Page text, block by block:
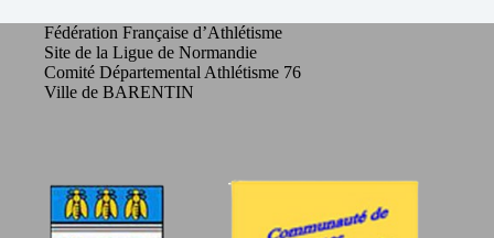
Fédération Française d’Athlétisme
Site de la Ligue de Normandie
Comité Départemental Athlétisme 76
Ville de BARENTIN